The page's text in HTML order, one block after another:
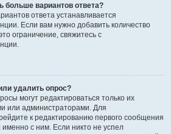
больше вариантов ответа?
ответа устанавливается
Если вам нужно добавить количество
ограничение, свяжитесь с
удалить опрос?
могут редактироваться только их
или администраторами. Для
к редактированию первого сообщения
именно с ним. Если никто не успел